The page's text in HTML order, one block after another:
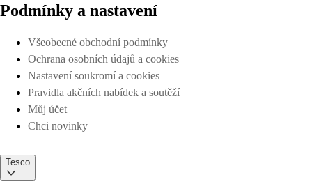
Podmínky a nastavení
Všeobecné obchodní podmínky
Ochrana osobních údajů a cookies
Nastavení soukromí a cookies
Pravidla akčních nabídek a soutěží
Můj účet
Chci novinky
Tesco